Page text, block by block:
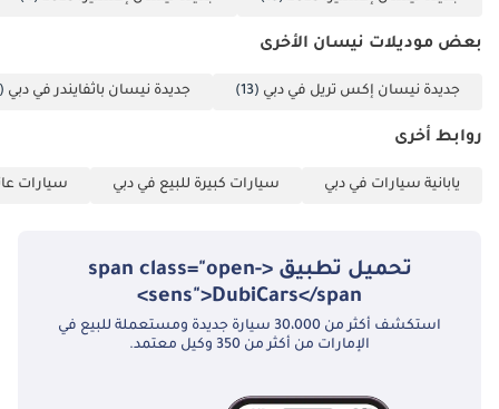
بعض موديلات نيسان الأخرى
جديدة نيسان إكس تريل في دبي (13) جديدة نيسان باثفايندر في دبي (4)
روابط أخرى
يابانية سيارات في دبي سيارات كبيرة للبيع في دبي سيارات
تحميل تطبيق <span class="open-
sens">DubiCars</span>
استكشف أكثر من 30،000 سيارة جديدة ومستعملة للبيع في
الإمارات من أكثر من 350 وكيل معتمد.